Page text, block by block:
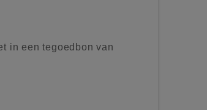
in een tegoedbon van